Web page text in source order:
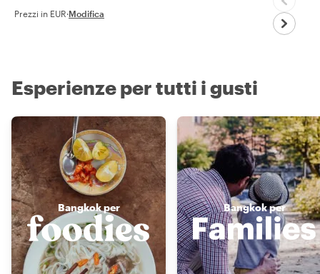
Prezzi in EUR·Modifica
Esperienze per tutti i gusti
Bangkok per Bangkok per